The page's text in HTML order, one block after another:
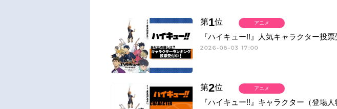
第1位
『ハイキュー!!』人気キャラクター投票
2026-08-03 17:00
アニメ
第2位
『ハイキュー!!』キャラクター（登場
アニメ